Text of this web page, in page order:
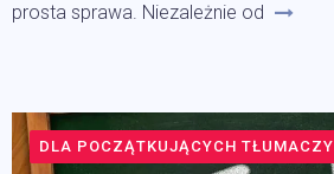
prosta sprawa. Niezależnie od
DLA POCZĄTKUJĄCYCH TŁUMACZY